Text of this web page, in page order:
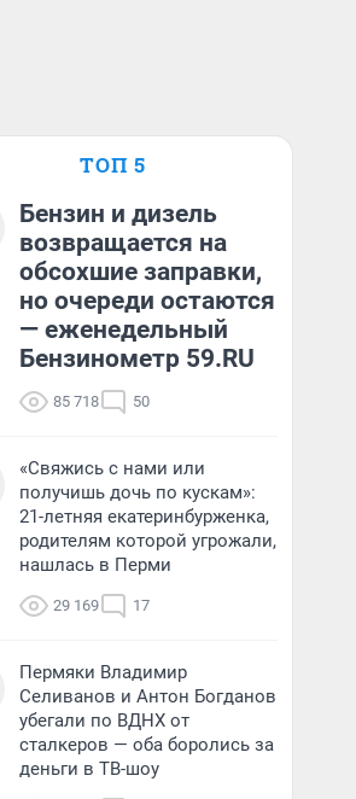
ТОП 5
Бензин и дизель
возвращается на
обсохшие заправки,
но очереди остаются
— еженедельный
Бензинометр 59.RU
85 718 50
«Свяжись с нами или
получишь дочь по кускам»:
21-летняя екатеринбурженка,
родителям которой угрожали,
нашлась в Перми
29 169 17
Пермяки Владимир
Селиванов и Антон Богданов
убегали по ВДНХ от
сталкеров — оба боролись за
деньги в ТВ-шоу